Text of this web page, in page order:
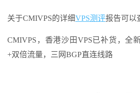
关于CMIVPS的详细VPS测评报告可以
CMIVPS，香港沙田VPS已补货，全
+双倍流量，三网BGP直连线路